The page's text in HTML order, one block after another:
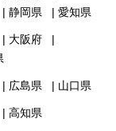
静岡県 愛知県
大阪府
広島県 山口県
高知県